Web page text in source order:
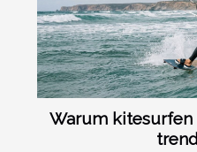
Warum kitesurfen